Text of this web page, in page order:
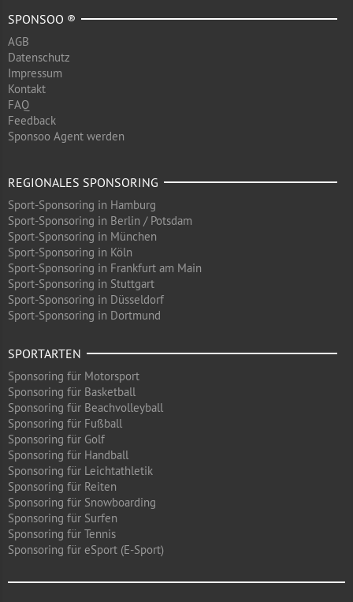
SPONSOO ®
AGB
Datenschutz
Impressum
Kontakt
FAQ
Feedback
Sponsoo Agent werden
REGIONALES SPONSORING
Sport-Sponsoring in Hamburg
Sport-Sponsoring in Berlin / Potsdam
Sport-Sponsoring in München
Sport-Sponsoring in Köln
Sport-Sponsoring in Frankfurt am Main
Sport-Sponsoring in Stuttgart
Sport-Sponsoring in Düsseldorf
Sport-Sponsoring in Dortmund
SPORTARTEN
Sponsoring für Motorsport
Sponsoring für Basketball
Sponsoring für Beachvolleyball
Sponsoring für Fußball
Sponsoring für Golf
Sponsoring für Handball
Sponsoring für Leichtathletik
Sponsoring für Reiten
Sponsoring für Snowboarding
Sponsoring für Surfen
Sponsoring für Tennis
Sponsoring für eSport (E-Sport)